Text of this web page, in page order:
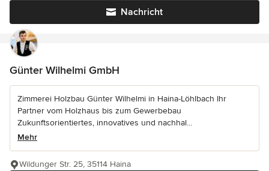
Nachricht
Günter Wilhelmi GmbH
Zimmerei Holzbau Günter Wilhelmi in Haina-Löhlbach Ihr
Partner vom Holzhaus bis zum Gewerbebau
Zukunftsorientiertes, innovatives und nachhal...
Mehr
Wildunger Str. 25, 35114 Haina